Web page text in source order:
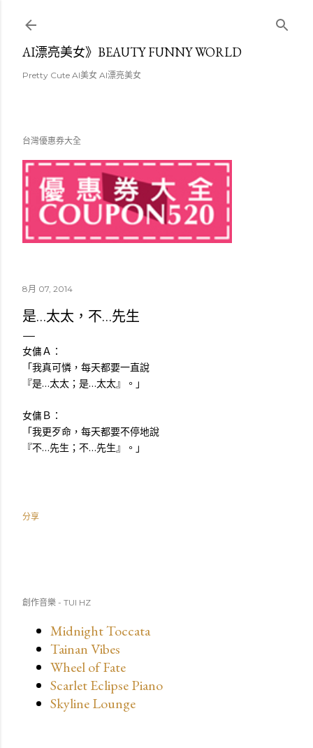
AI漂亮美女》BEAUTY FUNNY WORLD
Pretty Cute AI美女 AI漂亮美女
台灣優惠券大全
8月 07, 2014
是…太太，不…先生
女傭Ａ：
「我真可憐，每天都要一直說
『是…太太；是…太太』。」
女傭Ｂ：
「我更歹命，每天都要不停地說
『不…先生；不…先生』。」
分享
創作音樂 - TUI HZ
Midnight Toccata
Tainan Vibes
Wheel of Fate
Scarlet Eclipse Piano
Skyline Lounge